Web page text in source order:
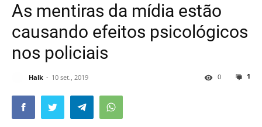
As mentiras da mídia estão
causando efeitos psicológicos
nos policiais
Halk 10 set., 2019 1
0